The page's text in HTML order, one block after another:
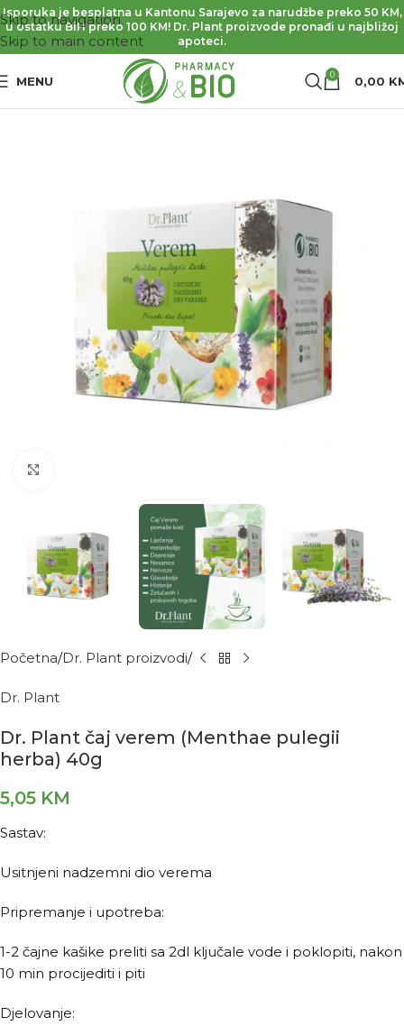
Skip to navigation
Skip to main content
Isporuka je besplatna u Kantonu Sarajevo za narudžbe preko 50 KM,
u ostatku BiH preko 100 KM! Dr. Plant proizvode pronađi u najbližoj
apoteci.
MENU 0 0,00
Početna Dr. Plant proizvodi
Dr. Plant
Dr. Plant čaj verem (Menthae pulegii
herba) 40g
5,05 KM
Sastav:
Usitnjeni nadzemni dio verema
Pripremanje i upotreba:
1-2 čajne kašike preliti sa 2dl ključale vode i poklopiti, nakon
10 min procijediti i piti
Djelovanje: